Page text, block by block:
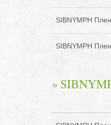
SIBNYMPH
SIBNYMPH